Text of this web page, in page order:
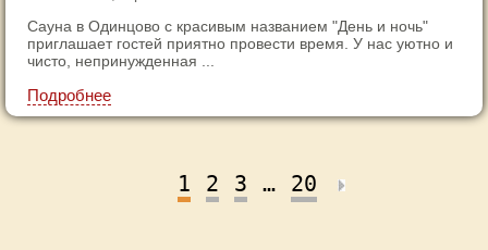
Сауна в Одинцово с красивым названием "День и ночь"
приглашает гостей приятно провести время. У нас уютно и
чисто, непринужденная ...
Подробнее
1 2 3 … 20